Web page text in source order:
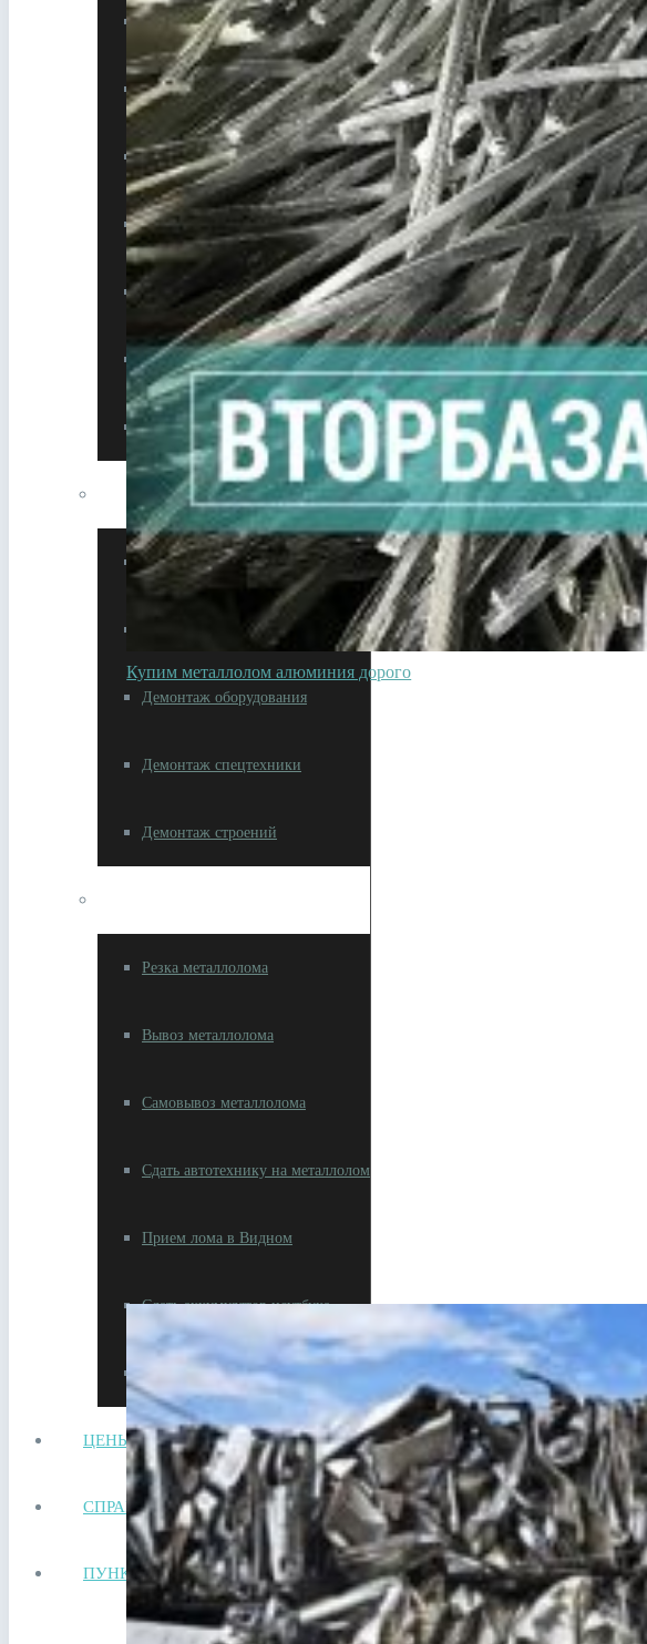
Утилизация АКБ
Утилизация кабеля
Утилизация оборудования
Утилизация спецтехники
Утилизация цветмета
Утилизация чермета
Сдать HDD жесткие диски
Демонтаж зданий и сооружений
Демонтаж металлоконструкций
Демонтаж металлолома
Демонтаж оборудования
Демонтаж спецтехники
Демонтаж строений
Резка металлолома
Вывоз металлолома
Самовывоз металлолома
Сдать автотехнику на металлолом
Прием лома в Видном
Сдать аккумулятор ноутбука
Сдать аккумулятор телефона
ЦЕНЫ
СПРАВОЧНИК
ПУНКТЫ ПРИЕМА
Купим металлолом алюминия дорого